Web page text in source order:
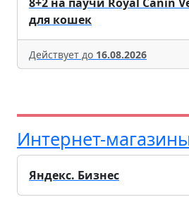
для кошек
Действует до 16.08.2026
Интернет-
Яндекс. Бизнес